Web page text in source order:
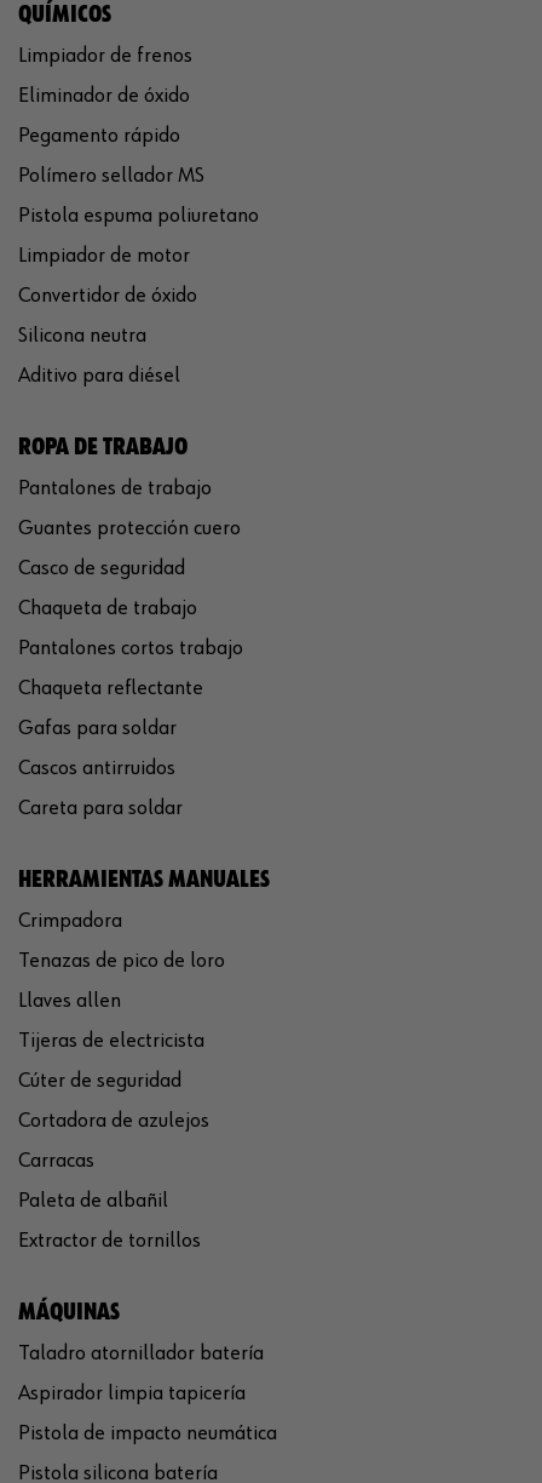
QUÍMICOS
Limpiador de frenos
Eliminador de óxido
Pegamento rápido
Polímero sellador MS
Pistola espuma poliuretano
Limpiador de motor
Convertidor de óxido
Silicona neutra
Aditivo para diésel
ROPA DE TRABAJO
Pantalones de trabajo
Guantes protección cuero
Casco de seguridad
Chaqueta de trabajo
Pantalones cortos trabajo
Chaqueta reflectante
Gafas para soldar
Cascos antirruidos
Careta para soldar
HERRAMIENTAS MANUALES
Crimpadora
Tenazas de pico de loro
Llaves allen
Tijeras de electricista
Cúter de seguridad
Cortadora de azulejos
Carracas
Paleta de albañil
Extractor de tornillos
MÁQUINAS
Taladro atornillador batería
Aspirador limpia tapicería
Pistola de impacto neumática
Pistola silicona batería